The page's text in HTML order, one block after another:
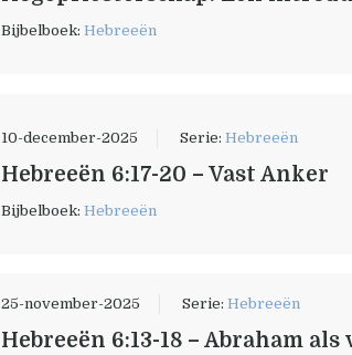
Bijbelboek:Hebreeën
10-december-2025 Serie:Hebreeën
Hebreeën 6:17-20 – Vast Anker
Bijbelboek:Hebreeën
25-november-2025 Serie:Hebreeën
Hebreeën 6:13-18 – Abraham